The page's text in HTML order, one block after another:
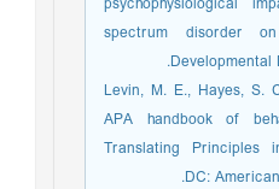
spectrum disorder
Levin, M. E., Hayes,
APA handbook of
Translating Principles
DC: